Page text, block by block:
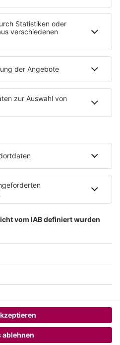
live App
24/7 ELECTRONIC
von resc.web, dem CMS von resc.